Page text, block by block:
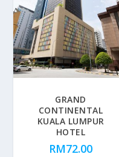
GRAND
CONTINENTAL
KUALA LUMPUR
HOTEL
RM72.00